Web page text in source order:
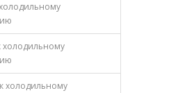
холодильному